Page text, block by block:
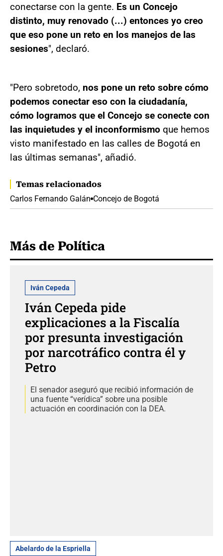
conectarse con la gente. Es un Concejo
distinto, muy renovado (...) entonces yo creo
que eso pone un reto en los manejos de las
sesiones", declaró.
"Pero sobretodo, nos pone un reto sobre cómo
podemos conectar eso con la ciudadanía,
cómo logramos que el Concejo se conecte con
las inquietudes y el inconformismo que hemos
visto manifestado en las calles de Bogotá en
las últimas semanas", añadió.
Temas relacionados
Carlos Fernando Galán Concejo de Bogotá
Más de Política
Iván Cepeda
Iván Cepeda pide
explicaciones a la Fiscalía
por presunta investigación
por narcotráfico contra él y
Petro
El senador aseguró que recibió información de
una fuente “verídica” sobre una posible
actuación en coordinación con la DEA.
Abelardo de la Espriella